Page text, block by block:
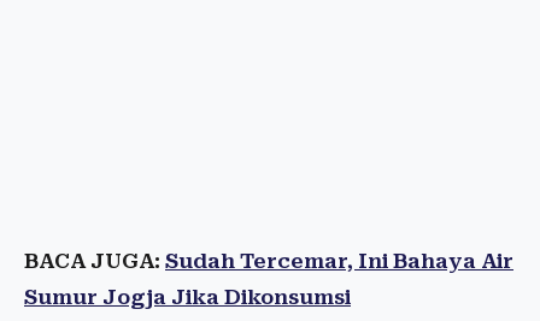
BACA JUGA: Sudah Tercemar, Ini Bahaya Air
Sumur Jogja Jika Dikonsumsi